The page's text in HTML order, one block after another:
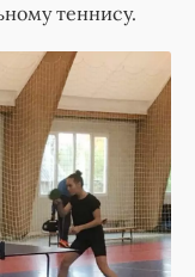
теннису.